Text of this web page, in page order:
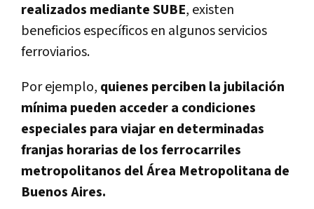
realizados mediante SUBE, existen
beneficios específicos en algunos servicios
ferroviarios.
Por ejemplo, quienes perciben la jubilación
mínima pueden acceder a condiciones
especiales para viajar en determinadas
franjas horarias de los ferrocarriles
metropolitanos del Área Metropolitana de
Buenos Aires.